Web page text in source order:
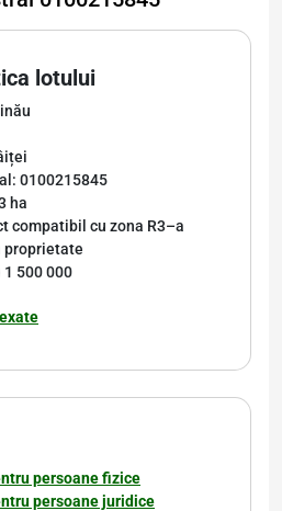
lotului
0100215845
ha
compatibil cu zona R3–a
proprietate
500 000
persoane fizice
persoane juridice